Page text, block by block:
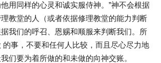
用同样的心灵和诚实服侍神。”神不会根据
教堂的人（或者依据修理教堂的能力判断
我们的呼召、恩赐和顺服来判断我们。所
的事，不要和任何人比较，而且尽心尽力地
们要为着所做的和未做的向神交账。